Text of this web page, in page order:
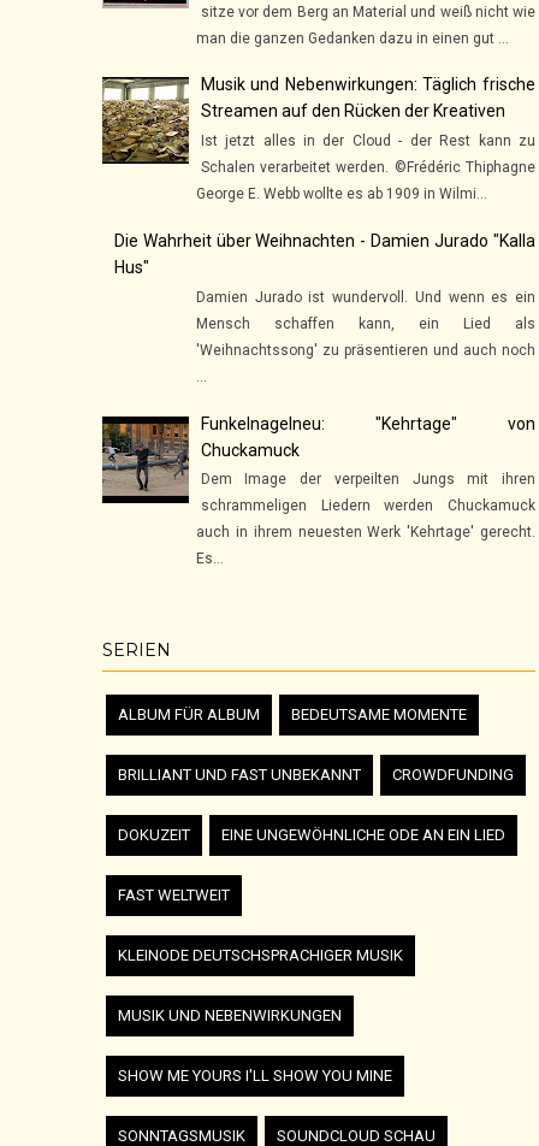
sitze vor dem Berg an Material und weiß nicht wie
man die ganzen Gedanken dazu in einen gut ...
Musik und Nebenwirkungen: Täglich frische
Streamen auf den Rücken der Kreativen
Ist jetzt alles in der Cloud - der Rest kann zu
Schalen verarbeitet werden. ©Frédéric Thiphagne
George E. Webb wollte es ab 1909 in Wilmi...
Die Wahrheit über Weihnachten - Damien Jurado "Kalla
Hus"
Damien Jurado ist wundervoll. Und wenn es ein
Mensch schaffen kann, ein Lied als
'Weihnachtssong' zu präsentieren und auch noch
...
Funkelnagelneu: "Kehrtage" von
Chuckamuck
Dem Image der verpeilten Jungs mit ihren
schrammeligen Liedern werden Chuckamuck
auch in ihrem neuesten Werk 'Kehrtage' gerecht.
Es...
SERIEN
ALBUM FÜR ALBUM BEDEUTSAME MOMENTE
BRILLIANT UND FAST UNBEKANNT CROWDFUNDING
DOKUZEIT EINE UNGEWÖHNLICHE ODE AN EIN LIED
FAST WELTWEIT
KLEINODE DEUTSCHSPRACHIGER MUSIK
MUSIK UND NEBENWIRKUNGEN
SHOW ME YOURS I'LL SHOW YOU MINE
SONNTAGSMUSIK SOUNDCLOUD SCHAU